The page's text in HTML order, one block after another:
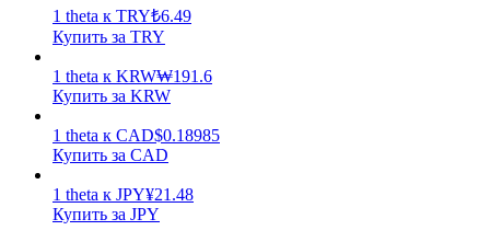
Высокая прибыль и мгновенный доступ
1 theta к TRY₺6.49
Купить за TRY
1 theta к KRW₩191.6
Купить за KRW
1 theta к CAD$0.18985
Купить за CAD
1 theta к JPY¥21.48
Купить за JPY